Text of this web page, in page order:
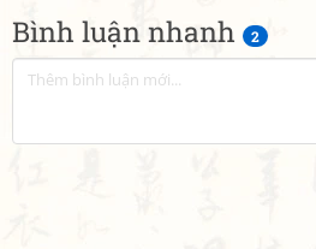
Bình luận nhanh 2